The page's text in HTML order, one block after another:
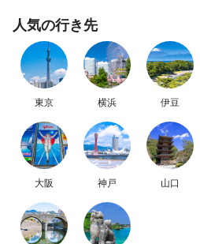
人気の行き先
東京 横浜 伊豆
大阪 神戸 山口